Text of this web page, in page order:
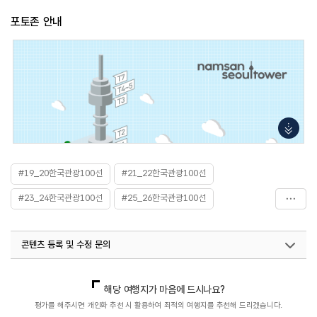
포토존 안내
#19_20한국관광100선 #21_22한국관광100선
#23_24한국관광100선 #25_26한국관광100선
#남산타워 #당일치기여행
#서울타워 #수도권 #아이와함께
콘텐츠 등록 및 수정 문의
국내여행진흥팀(한국관광100선)
033-738-3415
열린관광콘텐츠팀(열린관광-모두의여행)
033-738-3425
해당 여행지가 마음에 드시나요?
평가를 해주시면 개인화 추천 시 활용하여 최적의 여행지를 추천해 드리겠습니다.